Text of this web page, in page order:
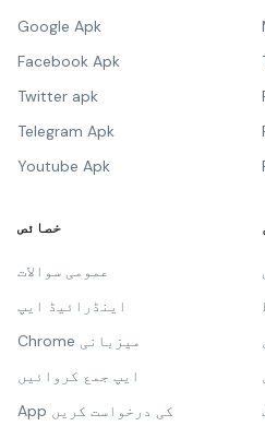
Google Apk
Facebook Apk
Twitter apk
Telegram Apk
Youtube Apk
خصائص
عمومی سوالات
اینڈرائیڈ ایپ
Chrome میزبانی
ایپ جمع کروائیں
App کی درخواست کریں